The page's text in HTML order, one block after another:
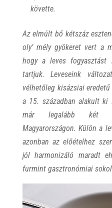
követte.
Az elmúlt bő kétszáz
oly’ mély gyökeret vert a
hogy a leves fogyasztást
tartjuk. Leveseink
vélhetőleg kisázsiai
a 15. században alakult
már legalább két
Magyarországon. Külön a
azonban az előételhez
jól harmonizáló maradt
furmint gasztronómiai